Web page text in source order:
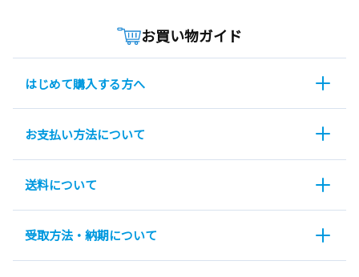
お買い物ガイド
はじめて購入する方へ
お支払い方法について
送料について
受取方法・納期について